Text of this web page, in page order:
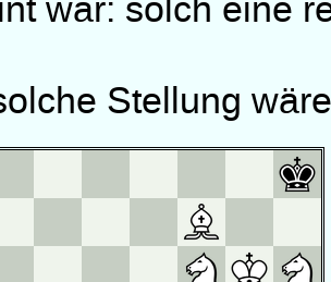
war: solch eine
Stellung